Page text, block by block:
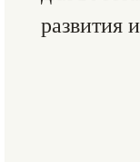
развития